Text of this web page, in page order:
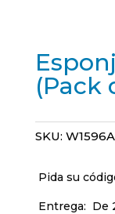
(Pack
SKU: W1596A
Pida su
Entrega: De